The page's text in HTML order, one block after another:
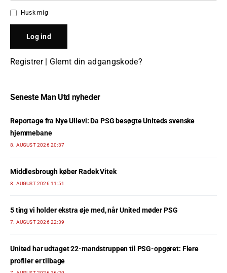
Husk mig
Registrer| Glemt din adgangskode?
Seneste Man Utd nyheder
Reportage fra Nye Ullevi: Da PSG besøgte Uniteds svenske
hjemmebane
8. AUGUST 2026 20:37
Middlesbrough køber Radek Vitek
8. AUGUST 2026 11:51
5 ting vi holder ekstra øje med, når United møder PSG
7. AUGUST 2026 22:39
United har udtaget 22-mandstruppen til PSG-opgøret: Flere
profiler er tilbage